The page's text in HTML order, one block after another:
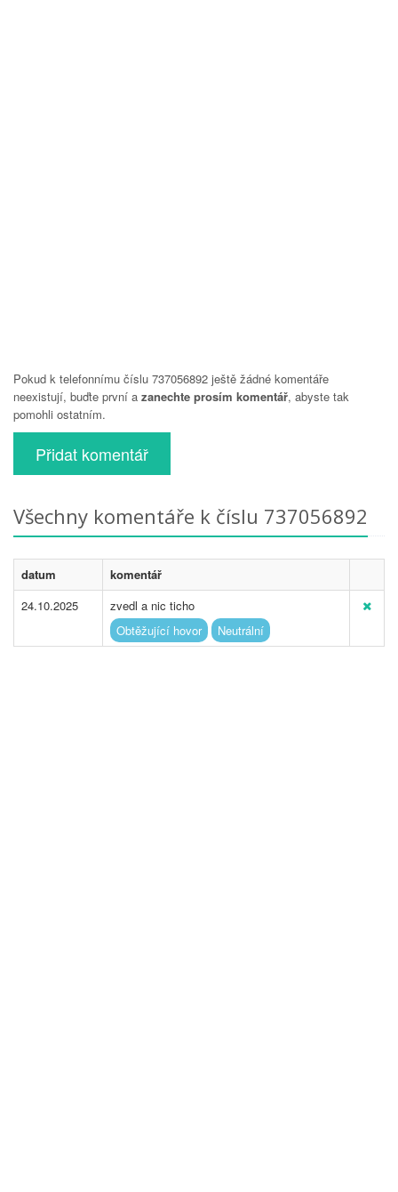
Pokud k telefonnímu číslu 737056892 ještě žádné komentáře
neexistují, buďte první a zanechte prosím komentář, abyste tak
pomohli ostatním.
Přidat komentář
Všechny komentáře k číslu 737056892
datum
komentář
24.10.2025
zvedl a nic ticho
Obtěžující hovor
Neutrální